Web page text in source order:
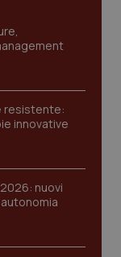
resistente:
innovative
nuovi